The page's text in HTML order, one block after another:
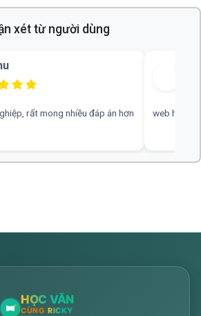
xét từ người dùng
rất mong nhiều đáp án hơn web hay,